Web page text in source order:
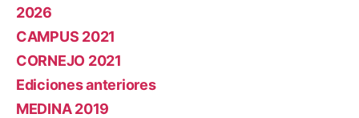
2026
CAMPUS 2021
CORNEJO 2021
Ediciones anteriores
MEDINA 2019